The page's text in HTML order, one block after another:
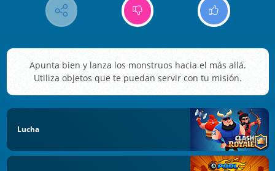
Apunta bien y lanza los monstruos hacia el más allá.
Utiliza objetos que te puedan servir con tu misión.
Lucha